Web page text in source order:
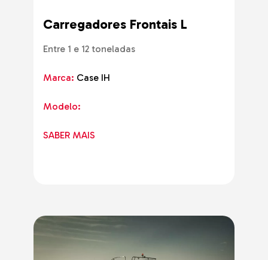
Carregadores Frontais L
Entre 1 e 12 toneladas
Marca: Case IH
Modelo:
SABER MAIS